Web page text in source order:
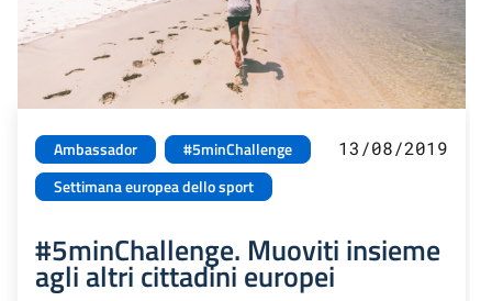
Ambassador
#5minChallenge
Settimana europea dello sport
13/08/2019
#5minChallenge. Muoviti insieme
agli altri cittadini europei